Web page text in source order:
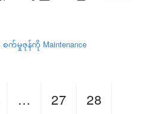
စက်မှုဇုန်ကို Maintenance
… 27
28